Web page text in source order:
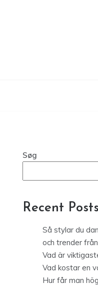
Søg
Recent Posts
Så stylar du
och trender
Vad är
Vad kostar en
Hur får man